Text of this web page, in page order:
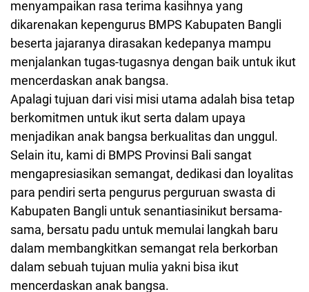
menyampaikan rasa terima kasihnya yang
dikarenakan kepengurus BMPS Kabupaten Bangli
beserta jajaranya dirasakan kedepanya mampu
menjalankan tugas-tugasnya dengan baik untuk ikut
mencerdaskan anak bangsa.
Apalagi tujuan dari visi misi utama adalah bisa tetap
berkomitmen untuk ikut serta dalam upaya
menjadikan anak bangsa berkualitas dan unggul.
Selain itu, kami di BMPS Provinsi Bali sangat
mengapresiasikan semangat, dedikasi dan loyalitas
para pendiri serta pengurus perguruan swasta di
Kabupaten Bangli untuk senantiasinikut bersama-
sama, bersatu padu untuk memulai langkah baru
dalam membangkitkan semangat rela berkorban
dalam sebuah tujuan mulia yakni bisa ikut
mencerdaskan anak bangsa.